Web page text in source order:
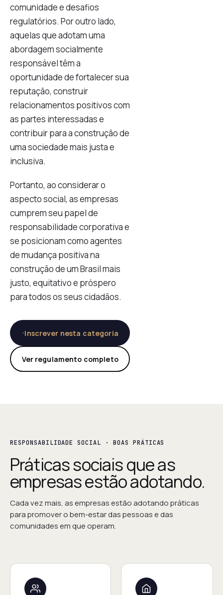
comunidade e desafios
regulatórios. Por outro lado,
aquelas que adotam uma
abordagem socialmente
responsável têm a
oportunidade de fortalecer sua
reputação, construir
relacionamentos positivos com
as partes interessadas e
contribuir para a construção de
uma sociedade mais justa e
inclusiva.
Portanto, ao considerar o
aspecto social, as empresas
cumprem seu papel de
responsabilidade corporativa e
se posicionam como agentes
de mudança positiva na
construção de um Brasil mais
justo, equitativo e próspero
para todos os seus cidadãos.
Inscrever nesta categoria
Ver regulamento completo
RESPONSABILIDADE SOCIAL · BOAS PRÁTICAS
Práticas sociais que as
empresas estão adotando.
Cada vez mais, as empresas estão adotando práticas
para promover o bem-estar das pessoas e das
comunidades em que operam.